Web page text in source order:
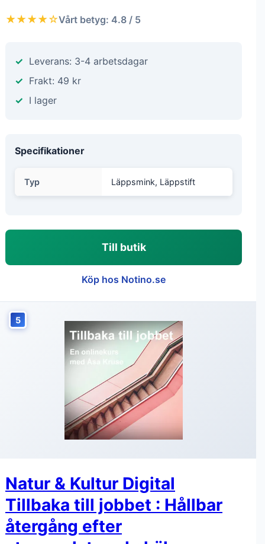
★★★★☆Vårt betyg: 4.8 / 5
Leverans: 3-4 arbetsdagar
Frakt: 49 kr
I lager
Specifikationer
Typ Läppsmink, Läppstift
Till butik
Köp hos Notino.se
5
Natur & Kultur Digital
Tillbaka till jobbet : Hållbar
återgång efter